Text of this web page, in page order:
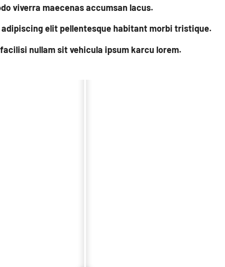
viverra maecenas accumsan lacus.
elit pellentesque habitant morbi tristique.
nullam sit vehicula ipsum karcu lorem.